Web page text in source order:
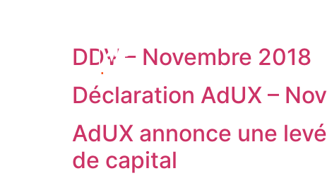
DDV – Novembre 2018
Déclaration AdUX –
AdUX annonce une
de capital